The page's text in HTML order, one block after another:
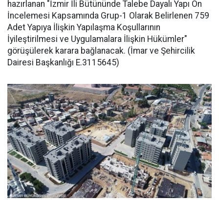
hazırlanan "İzmir İli Bütününde Talebe Dayalı Yapı Ön
İncelemesi Kapsamında Grup-1 Olarak Belirlenen 759
Adet Yapıya İlişkin Yapılaşma Koşullarının
İyileştirilmesi ve Uygulamalara İlişkin Hükümler"
görüşülerek karara bağlanacak. (İmar ve Şehircilik
Dairesi Başkanlığı E.3115645)